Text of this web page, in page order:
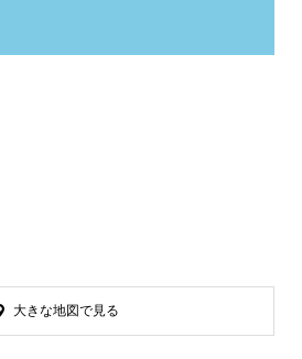
大きな地図で見る